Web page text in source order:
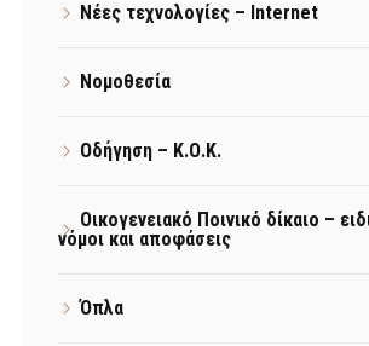
Νέες τεχνολογίες – Internet
Νομοθεσία
Οδήγηση – Κ.Ο.Κ.
Οικογενειακό Ποινικό δίκαιο –
νόμοι και αποφάσεις
Όπλα